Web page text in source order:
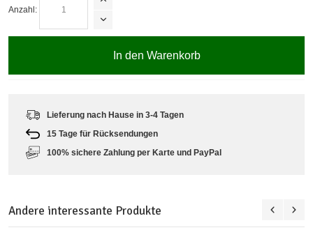
Anzahl:
In den Warenkorb
Lieferung nach Hause in 3-4 Tagen
15 Tage für Rücksendungen
100% sichere Zahlung per Karte und PayPal
Andere interessante Produkte